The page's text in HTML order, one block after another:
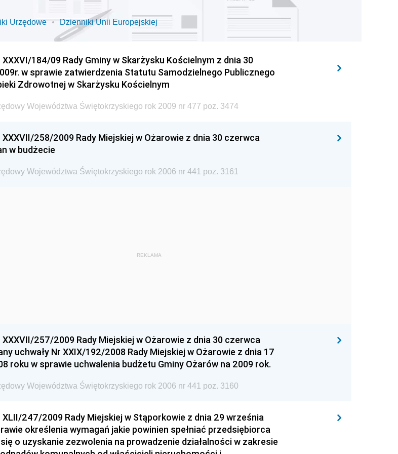
Urzędowe Dzienniki Unii Europejskiej
XXXVI/184/09 Rady Gminy w Skarżysku Kościelnym z dnia 30
w sprawie zatwierdzenia Statutu Samodzielnego Publicznego
Zdrowotnej w Skarżysku Kościelnym
Województwa Świętokrzyskiego rok 2009 nr 477 poz. 3474
XXXVII/258/2009 Rady Miejskiej w Ożarowie z dnia 30 czerwca
w budżecie
Województwa Świętokrzyskiego rok 2006 nr 441 poz. 3161
REKLAMA
XXXVII/257/2009 Rady Miejskiej w Ożarowie z dnia 30 czerwca
uchwały Nr XXIX/192/2008 Rady Miejskiej w Ożarowie z dnia 17
roku w sprawie uchwalenia budżetu Gminy Ożarów na 2009 rok.
Województwa Świętokrzyskiego rok 2006 nr 441 poz. 3160
XLII/247/2009 Rady Miejskiej w Stąporkowie z dnia 29 września
określenia wymagań jakie powinien spełniać przedsiębiorca
o uzyskanie zezwolenia na prowadzenie działalności w zakresie